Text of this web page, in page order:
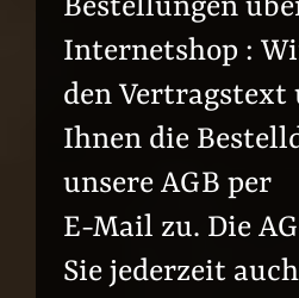
Bestellungen
Internetshop :
den Vertragstext
Ihnen die
unsere AGB per
E-Mail zu. Die
Sie jederzeit